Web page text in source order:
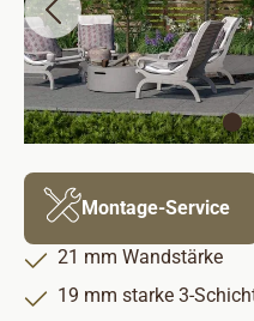
Montage-Service
21 mm Wandstärke
19 mm starke 3-